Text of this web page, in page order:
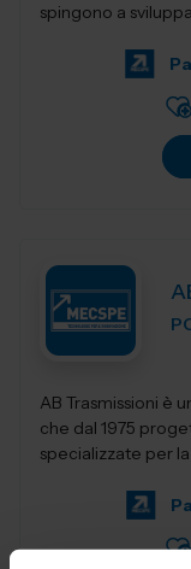
spingono a
AB Trasmissioni è
che dal 1975
specializzate per